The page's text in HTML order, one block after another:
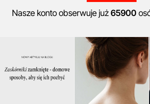
Nasze konto obserwuje już 65900